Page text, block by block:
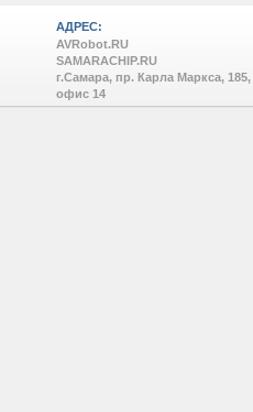
АДРЕС:
AVRobot.RU
SAMARACHIP.RU
г.Самара, пр. Карла Маркса, 185,
офис 14